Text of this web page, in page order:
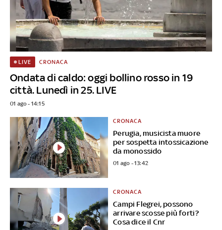
Ondata di caldo: oggi bollino rosso in 19
città. Lunedì in 25. LIVE
LIVE CRONACA
01 ago - 14:15
Perugia, musicista muore
per sospetta intossicazione
da monossido
CRONACA
01 ago - 13:42
Campi Flegrei, possono
arrivare scosse più forti?
Cosa dice il Cnr
CRONACA